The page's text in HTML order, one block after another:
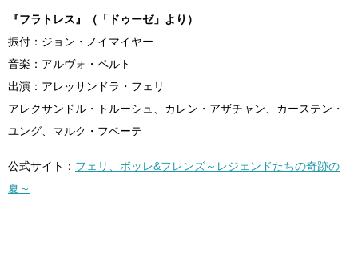
『フラトレス』（「ドゥーゼ」より）
振付：ジョン・ノイマイヤー
音楽：アルヴォ・ペルト
出演：アレッサンドラ・フェリ
アレクサンドル・トルーシュ、カレン・アザチャン、カーステン・
ユング、マルク・フベーテ
公式サイト： フェリ、ボッレ&フレンズ～レジェンドたちの奇跡の
夏～